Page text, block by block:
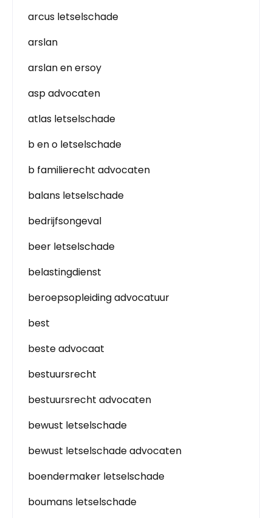
arcus letselschade
arslan
arslan en ersoy
asp advocaten
atlas letselschade
b en o letselschade
b familierecht advocaten
balans letselschade
bedrijfsongeval
beer letselschade
belastingdienst
beroepsopleiding advocatuur
best
beste advocaat
bestuursrecht
bestuursrecht advocaten
bewust letselschade
bewust letselschade advocaten
boendermaker letselschade
boumans letselschade